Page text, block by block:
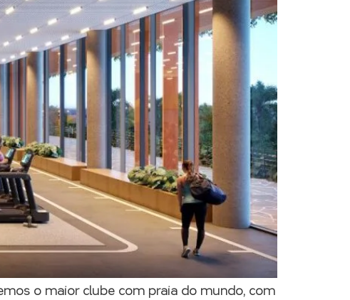
o maior clube com praia do mundo, com